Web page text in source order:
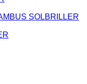
SOLBRILLER